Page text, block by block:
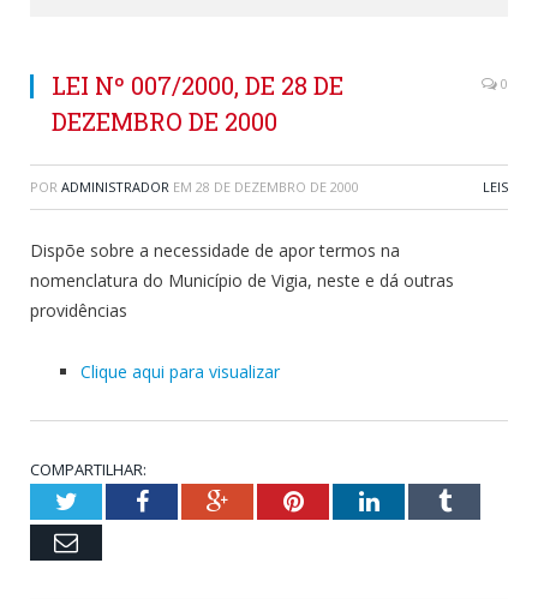
LEI Nº 007/2000, DE 28 DE
DEZEMBRO DE 2000
0
POR ADMINISTRADOR EM 28 DE DEZEMBRO DE 2000 LEIS
Dispõe sobre a necessidade de apor termos na
nomenclatura do Município de Vigia, neste e dá outras
providências
Clique aqui para visualizar
COMPARTILHAR:
TwitterFacebookGoogle+PinterestLinkedInTumblr
Email